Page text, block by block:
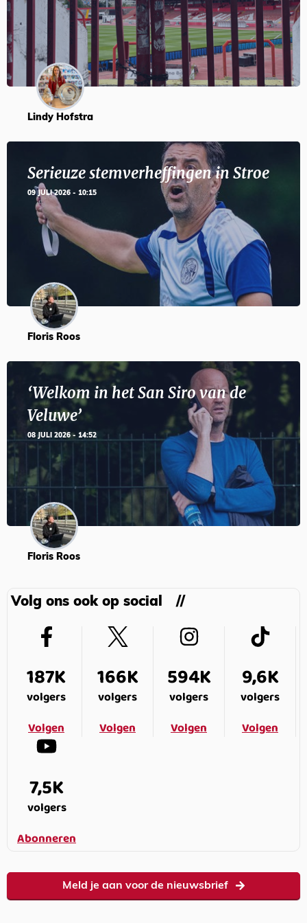
Lindy Hofstra
Serieuze stemverheffingen in Stroe
09 JULI 2026 - 10:15
Floris Roos
‘Welkom in het San Siro van de
Veluwe’
08 JULI 2026 - 14:52
Floris Roos
Volg ons ook op social
187K
volgers
Volgen
166K
volgers
Volgen
594K
volgers
Volgen
9,6K
volgers
Volgen
7,5K
volgers
Abonneren
Meld je aan voor de nieuwsbrief